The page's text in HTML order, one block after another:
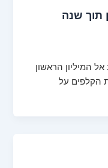
תוך שנה
המיליון הראשון
הקלפים על